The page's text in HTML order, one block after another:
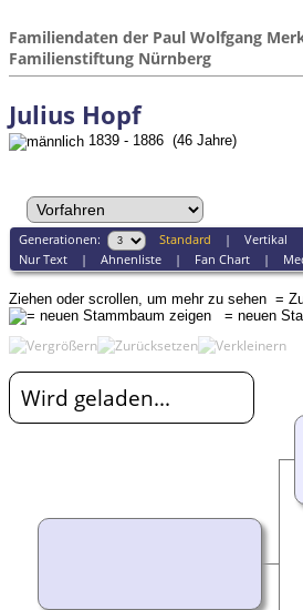
Familiendaten der Paul Wolfgang
Familienstiftung Nürnberg
Julius Hopf
1839 - 1886 (46 Jahre)
Generationen: Standard | Vertikal
Nur Text| Ahnenliste| Fan Chart|
Ziehen oder scrollen, um mehr zu sehen =
= neuen
Wird geladen...